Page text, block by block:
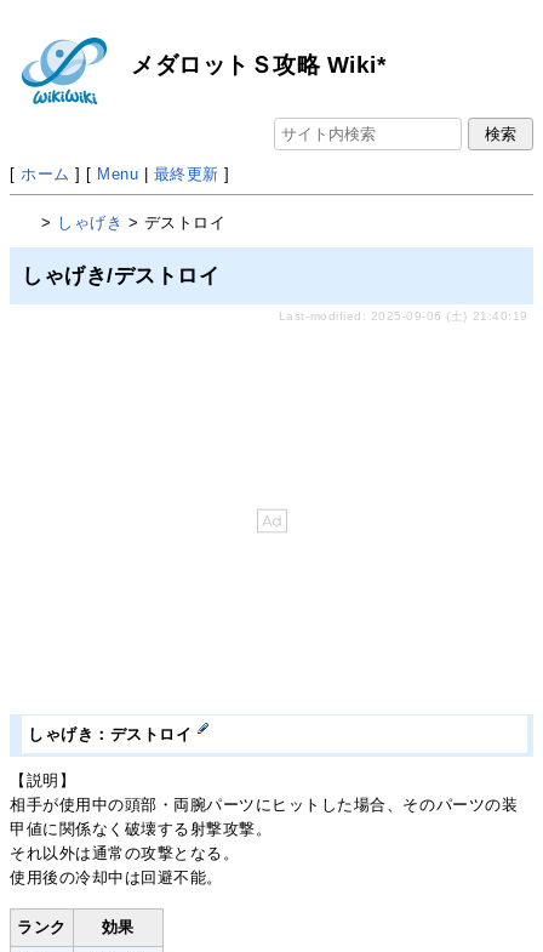
メダロットＳ攻略 Wiki*
[ ホーム ] [ Menu | 最終更新 ]
> しゃげき > デストロイ
しゃげき/デストロイ
Last-modified: 2025-09-06 (土) 21:40:19
しゃげき：デストロイ
【説明】
相手が使用中の頭部・両腕パーツにヒットした場合、そのパーツの装
甲値に関係なく破壊する射撃攻撃。
それ以外は通常の攻撃となる。
使用後の冷却中は回避不能。
ランク 効果